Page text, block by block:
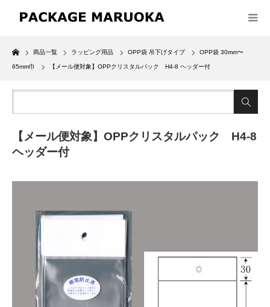
Home
商品一覧 ラッピング用品 OPP袋 吊下げタイプ OPP袋 30mm〜
65mm巾 【メール便対象】OPPクリスタルパック H4-8 ヘッダー付
【メール便対象】OPPクリスタルパック H4-8
ヘッダー付